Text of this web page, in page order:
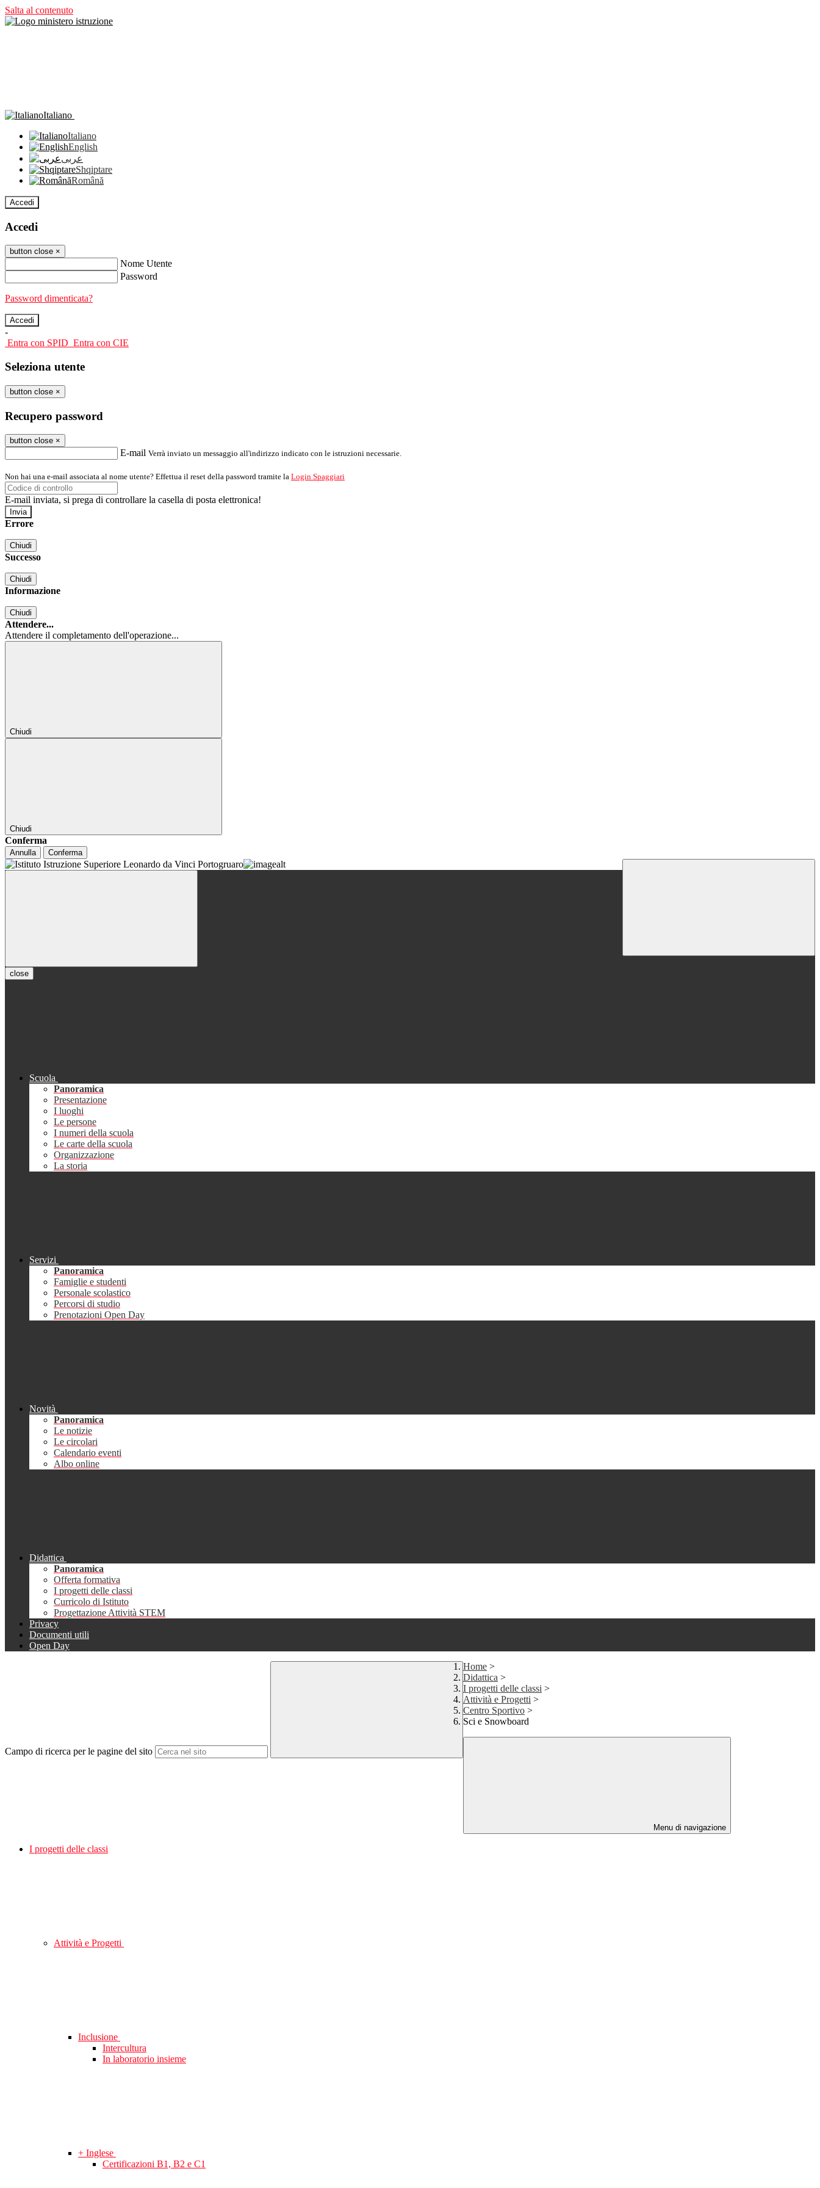
Salta al contenuto
Italiano
Italiano
English
عربى
Shqiptare
Română
Accedi
Accedi
button close ×
Nome Utente
Password
Password dimenticata?
-
Entra con SPID Entra con CIE
Seleziona utente
button close ×
Recupero password
button close ×
E-mail Verrà inviato un messaggio all'indirizzo indicato con le istruzioni necessarie.
Non hai una e-mail associata al nome utente? Effettua il reset della password tramite la Login Spaggiari
E-mail inviata, si prega di controllare la casella di posta elettronica!
Errore
Chiudi
Successo
Chiudi
Informazione
Chiudi
Attendere...
Attendere il completamento dell'operazione...
Chiudi
Chiudi
Conferma
Annulla Conferma
close
Scuola
Panoramica
Presentazione
I luoghi
Le persone
I numeri della scuola
Le carte della scuola
Organizzazione
La storia
Servizi
Panoramica
Famiglie e studenti
Personale scolastico
Percorsi di studio
Prenotazioni Open Day
Novità
Panoramica
Le notizie
Le circolari
Calendario eventi
Albo online
Didattica
Panoramica
Offerta formativa
I progetti delle classi
Curricolo di Istituto
Progettazione Attività STEM
Privacy
Documenti utili
Open Day
Campo di ricerca per le pagine del sito
Home >
Didattica >
I progetti delle classi >
Attività e Progetti >
Centro Sportivo >
Sci e Snowboard
Menu di navigazione
I progetti delle classi
Attività e Progetti
Inclusione
Intercultura
In laboratorio insieme
+ Inglese
Certificazioni B1, B2 e C1